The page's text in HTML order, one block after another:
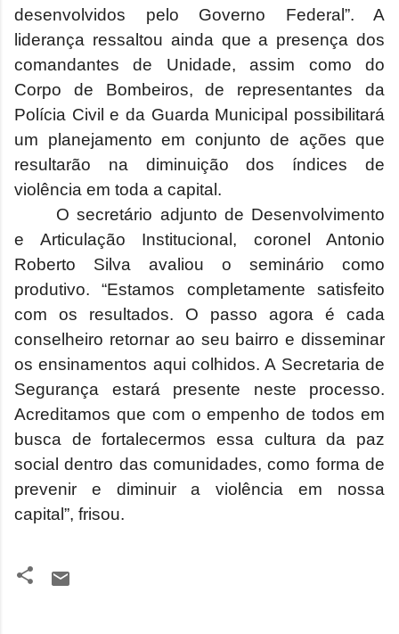
desenvolvidos pelo Governo Federal”. A
liderança ressaltou ainda que a presença dos
comandantes de Unidade, assim como do
Corpo de Bombeiros, de representantes da
Polícia Civil e da Guarda Municipal possibilitará
um planejamento em conjunto de ações que
resultarão na diminuição dos índices de
violência em toda a capital.
O secretário adjunto de Desenvolvimento
e Articulação Institucional, coronel Antonio
Roberto Silva avaliou o seminário como
produtivo. “Estamos completamente satisfeito
com os resultados. O passo agora é cada
conselheiro retornar ao seu bairro e disseminar
os ensinamentos aqui colhidos. A Secretaria de
Segurança estará presente neste processo.
Acreditamos que com o empenho de todos em
busca de fortalecermos essa cultura da paz
social dentro das comunidades, como forma de
prevenir e diminuir a violência em nossa
capital”, frisou.